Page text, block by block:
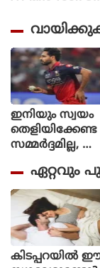
ഇനിയും സ്വയം
തെളിയിക്കേണ്ട
സമ്മർദ്ദമില്ല, അ
ഭിച്ചാൽ സ
ന്തോഷം അത്ര
മാത്രം : ഭുവ
നേശ്വർ കുമാർ
ഏറ്റവും
കിടപ്പറയിൽ